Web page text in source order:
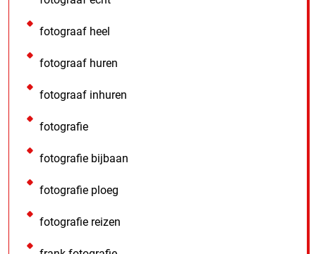
fotograaf heel
fotograaf huren
fotograaf inhuren
fotografie
fotografie bijbaan
fotografie ploeg
fotografie reizen